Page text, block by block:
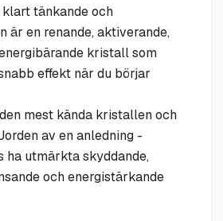
tänkande och
är en renande, aktiverande,
kristall som
effekt när du börjar
mest kända kristallen och
av en anledning -
ha utmärkta skyddande,
och energistärkande